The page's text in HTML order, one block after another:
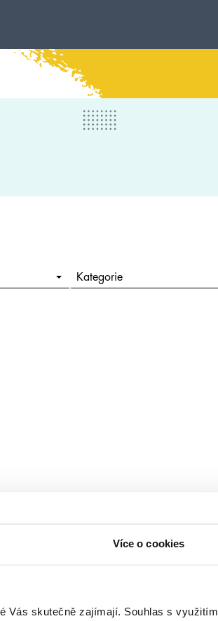
Více o cookies
Vás skutečně zajímají. Souhlas s využitím
Kategorie